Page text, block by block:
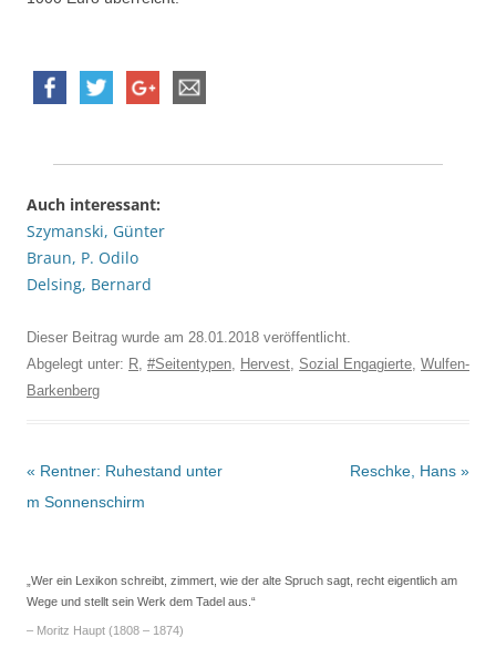
Auch interessant:
Szymanski, Günter
Braun, P. Odilo
Delsing, Bernard
Dieser Beitrag wurde am 28.01.2018 veröffentlicht.
Abgelegt unter: R #Seitentypen Hervest Sozial Engagierte Wulfen-
Barkenberg
Beitrags-
Navigation
« Rentner: Ruhestand unter
m Sonnenschirm
Reschke, Hans »
„Wer ein Lexikon schreibt, zimmert, wie der alte Spruch sagt, recht eigentlich am
Wege und stellt sein Werk dem Tadel aus.“
– Moritz Haupt (1808 – 1874)